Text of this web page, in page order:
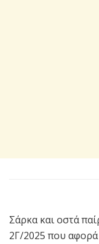
Σάρκα και οστά
2Γ/2025 που